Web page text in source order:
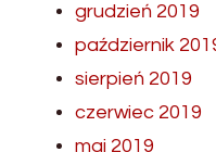
grudzień 2019
październik
sierpień 2019
czerwiec 2019
maj 2019